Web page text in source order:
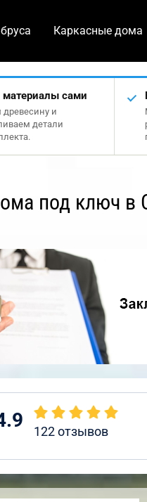
Каркасные дома
материалы сами
и
детали
под ключ в
122отзывов